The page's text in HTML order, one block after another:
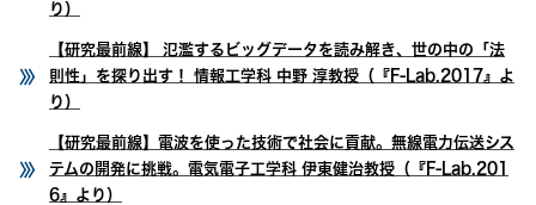
り）
【研究最前線】 氾濫するビッグデータを読み解き、世の中の「法
則性」を探り出す！ 情報工学科 中野 淳教授（『F-Lab.2017』よ
り）
【研究最前線】電波を使った技術で社会に貢献。無線電力伝送シス
テムの開発に挑戦。電気電子工学科 伊東健治教授（『F-Lab.201
6』より）